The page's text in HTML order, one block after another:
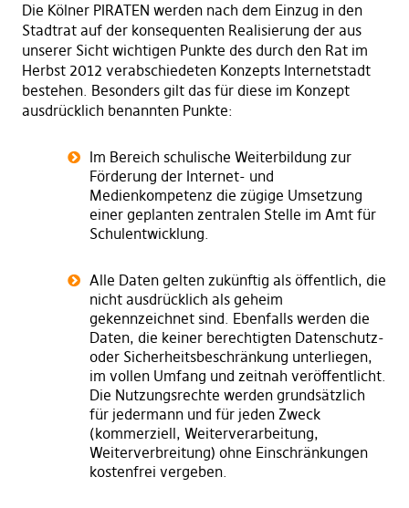
Die Kölner PIRATEN werden nach dem Einzug in den
Stadtrat auf der konsequenten Realisierung der aus
unserer Sicht wichtigen Punkte des durch den Rat im
Herbst 2012 verabschiedeten Konzepts Internetstadt
bestehen. Besonders gilt das für diese im Konzept
ausdrücklich benannten Punkte:
Im Bereich schulische Weiterbildung zur
Förderung der Internet- und
Medienkompetenz die zügige Umsetzung
einer geplanten zentralen Stelle im Amt für
Schulentwicklung.
Alle Daten gelten zukünftig als öffentlich, die
nicht ausdrücklich als geheim
gekennzeichnet sind. Ebenfalls werden die
Daten, die keiner berechtigten Datenschutz-
oder Sicherheitsbeschränkung unterliegen,
im vollen Umfang und zeitnah veröffentlicht.
Die Nutzungsrechte werden grundsätzlich
für jedermann und für jeden Zweck
(kommerziell, Weiterverarbeitung,
Weiterverbreitung) ohne Einschränkungen
kostenfrei vergeben.